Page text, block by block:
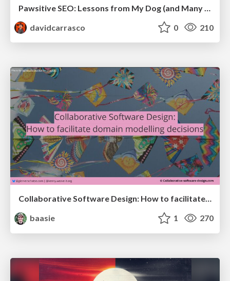
davidcarrasco
0 210
Collaborative Software Design: How to facilitate domain modelling decisions
baasie
1 270